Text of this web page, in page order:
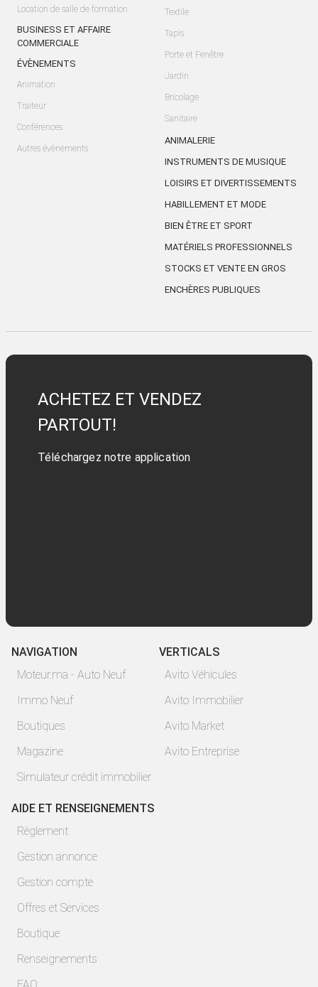
Location de salle de formation
BUSINESS ET AFFAIRE
COMMERCIALE
ÉVÈNEMENTS
Animation
Traiteur
Conférences
Autres évènements
Textile
Tapis
Porte et Fenêtre
Jardin
Bricolage
Sanitaire
ANIMALERIE
INSTRUMENTS DE MUSIQUE
LOISIRS ET DIVERTISSEMENTS
HABILLEMENT ET MODE
BIEN ÊTRE ET SPORT
MATÉRIELS PROFESSIONNELS
STOCKS ET VENTE EN GROS
ENCHÈRES PUBLIQUES
ACHETEZ ET VENDEZ
PARTOUT!
Téléchargez notre application
NAVIGATION
Moteur.ma - Auto Neuf
Immo Neuf
Boutiques
Magazine
Simulateur crédit immobilier
VERTICALS
Avito Véhicules
Avito Immobilier
Avito Market
Avito Entreprise
AIDE ET RENSEIGNEMENTS
Règlement
Gestion annonce
Gestion compte
Offres et Services
Boutique
Renseignements